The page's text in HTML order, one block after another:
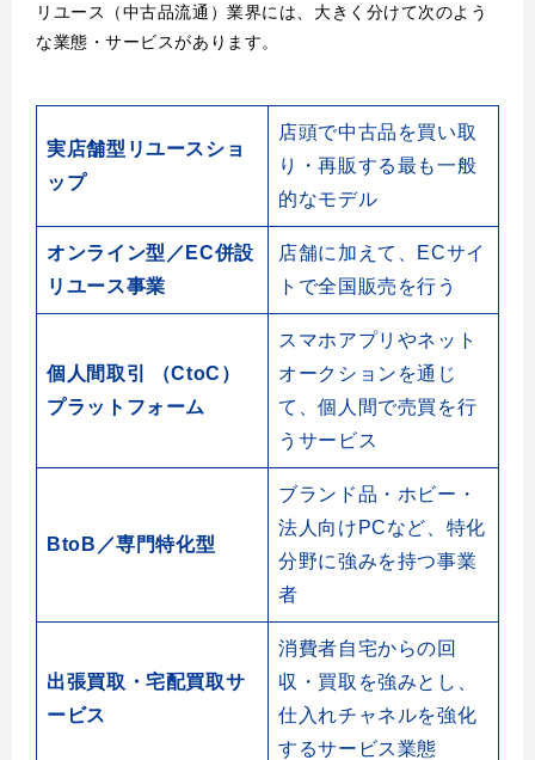
リユース（中古品流通）業界には、大きく分けて次のよう
な業態・サービスがあります。
実店舗型リユースショ
ップ
店頭で中古品を買い取
り・再販する最も一般
的なモデル
オンライン型／EC併設
リユース事業
店舗に加えて、ECサイ
トで全国販売を行う
個人間取引 （CtoC）
プラットフォーム
スマホアプリやネット
オークションを通じ
て、個人間で売買を行
うサービス
BtoB／専門特化型
ブランド品・ホビー・
法人向けPCなど、特化
分野に強みを持つ事業
者
出張買取・宅配買取サ
ービス
消費者自宅からの回
収・買取を強みとし、
仕入れチャネルを強化
するサービス業態